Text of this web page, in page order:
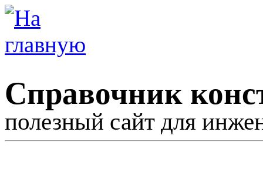
Справочник
полезный сайт для